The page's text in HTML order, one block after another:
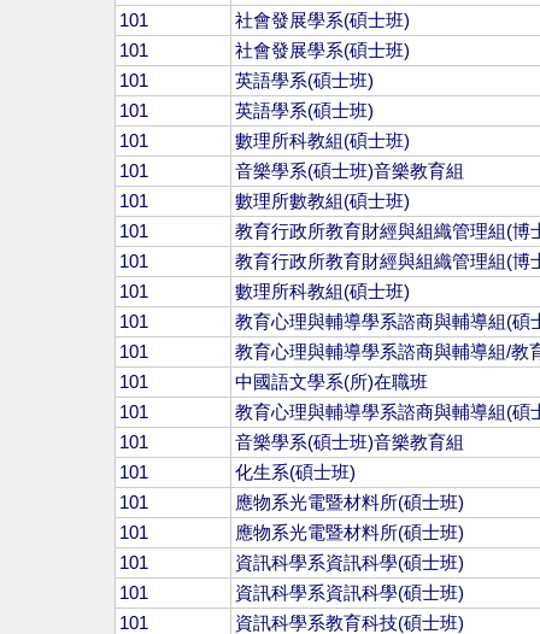
101
社會發展學系(碩士班)
101
社會發展學系(碩士班)
101
英語學系(碩士班)
101
英語學系(碩士班)
101
數理所科教組(碩士班)
101
音樂學系(碩士班)音樂教育組
101
數理所數教組(碩士班)
101
教育行政所教育財經與組織管理組(博
101
教育行政所教育財經與組織管理組(博
101
數理所科教組(碩士班)
101
教育心理與輔導學系諮商與輔導組(碩
101
教育心理與輔導學系諮商與輔導組/教
101
中國語文學系(所)在職班
101
教育心理與輔導學系諮商與輔導組(碩
101
音樂學系(碩士班)音樂教育組
101
化生系(碩士班)
101
應物系光電暨材料所(碩士班)
101
應物系光電暨材料所(碩士班)
101
資訊科學系資訊科學(碩士班)
101
資訊科學系資訊科學(碩士班)
101
資訊科學系教育科技(碩士班)